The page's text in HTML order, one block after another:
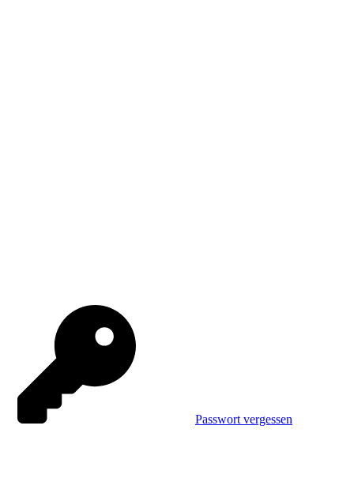
Passwort vergessen